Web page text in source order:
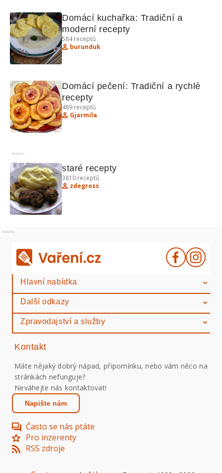
Domácí kuchařka: Tradiční a
moderní recepty
584receptů
burunduk
Domácí pečení: Tradiční a rychlé
recepty
489 receptů
Gjarmila
Reklama
staré recepty
3810 receptů
zdegross
Reklama
Hlavní nabídka
Další odkazy
Zpravodajství a služby
Kontakt
Máte nějaký dobrý nápad, připomínku, nebo vám něco na
stránkách nefunguje?
Neváhejte nás kontaktovat!
Napište nám
Často se nás ptáte
Pro inzerenty
RSS zdroje